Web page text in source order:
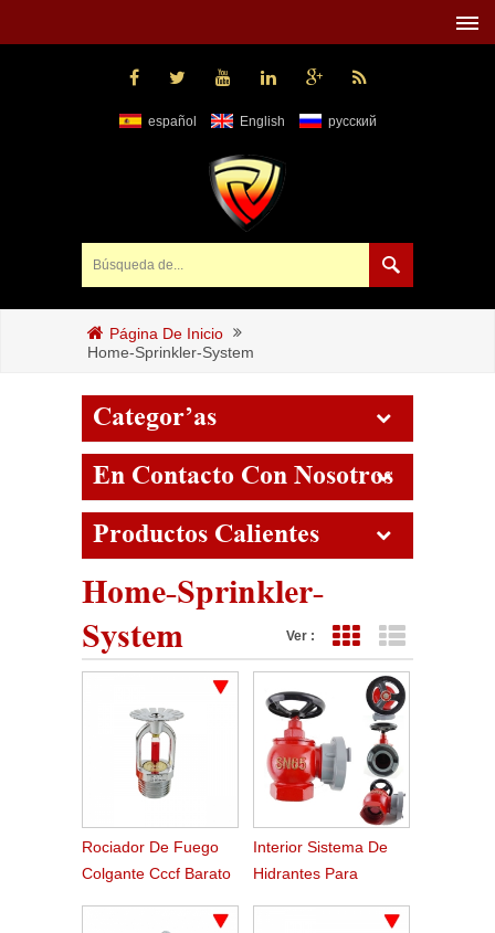
español English русский
Página De Inicio
Home-Sprinkler-System
Categorías
En Contacto Con Nosotros
Productos Calientes
Home-Sprinkler-
System
Ver : Vista de cuadrícula
Rociador De Fuego
Colgante Cccf Barato
Interior Sistema De
Hidrantes Para